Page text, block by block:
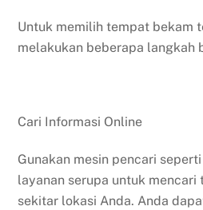
Untuk memilih tempat bekam
melakukan beberapa langkah
Cari Informasi Online
Gunakan mesin pencari
layanan serupa untuk mencari
sekitar lokasi Anda. Anda